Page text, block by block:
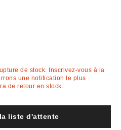
de stock. Inscrivez-vous à la
une notification le plus
de retour en stock.
liste d'attente